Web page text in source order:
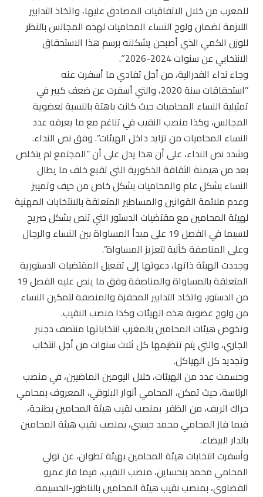
للمغرب من خلال الاتفاقيات المصادق عليها، واتخاذ التدابير
اللازمة لضمان ولوج النساء المحاميات لهذه المجالس بالنظر
للوزن الكمي الذي أصبحن يشكلنه برسم هذا الاستحقاق
الانتخابي عن سنوات 2024-2026″.
وجاء نداء الفدرالية، من أجل تفادي ما أسفرت عنه
’’استحقاقات سنة 2020، والتي أسفرت عن ضعف كبير في
تمثيلية النساء المحاميات حيث كانت باهتة بالنسبة لعضوية
المجالس، وكذا منصب النقيب في تناغم مع ما يعرفه عدد
النساء المحاميات من تزايد داخل الهيئات”. وفق نص النداء.
وشدد نص النداء، على أن هذا يدل على أن ’’المجتمع لم يتخلص
بعد من هيمنة الثقافة الذكورية التي تقبع خلف ما يطال
النساء بشكل عام والمحاميات بشكل خاص من حيف وتمييز
وعدم ملائمة القوانين والمساطير المتعلقة بالانتخابات المهنية
لهيئة المحامين مع مقتضيات الدستور التي تنص بشكل صريح
لاسيما في الفصل 19 على مبدأ المساواة بين النساء والرجال
وعلى المناصفة كآلية لتعزيز المساواة”.
وجددت الهيئة ذاتها، دعوتها إلى تفعيل المقتضيات الدستورية
المتعلقة بالمساواة والمناصفة وفق ما ينص عليه الفصل 19
من الدستور، واتخاد التدابير المحفزة والمنصفة لتمكين النساء
من ولوج عضوية هذه الهيئات وكذا منصب النقيب.
وتخوض هيئات المحامين بالمغرب انتخاباتها منتصف دجنبر
الجاري، والتي يتم تنظيمها كل ثلاث سنوات من أجل انتخاب
وتجديد كل الهياكل.
وحسمت عدد من الهيئات، خلال اليومين الماضيين، في منصب
الرئاسة، حيث تمكن، المحامي أنوار البلوقي، المعروف بمحامي
حراك الريف، من الظفر بمنصب نقيب هيئة المحامين بطنجة،
فيما فاز المحامي محمد حيسي، بمنصب نقيب هيئة المحامين
بالدار البيضاء.
وأسفرت انتخابات هيئة المحامين بهيئة تطوان، عن تولي
المحامي محمد بنحساين، منصب النقيب، فيما فاز عمرو
القضاوي، بمنصب نقيب هيئة المحامين بالناظور-الحسيمة.